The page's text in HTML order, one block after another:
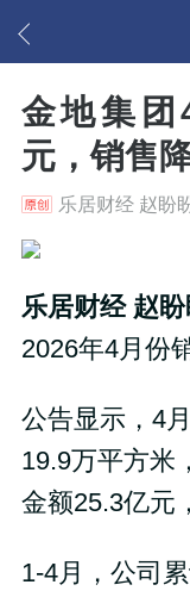
金地集团
元，销售
乐居财经 赵盼
乐居财经 赵
2026年4月份
公告显示，4
19.9万平方米
金额25.3亿元
1-4月，公司